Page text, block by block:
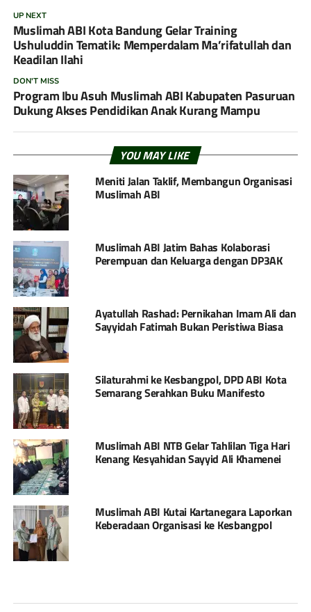
UP NEXT
Muslimah ABI Kota Bandung Gelar Training
Ushuluddin Tematik: Memperdalam Ma’rifatullah dan
Keadilan Ilahi
DON'T MISS
Program Ibu Asuh Muslimah ABI Kabupaten Pasuruan
Dukung Akses Pendidikan Anak Kurang Mampu
YOU MAY LIKE
Meniti Jalan Taklif, Membangun Organisasi
Muslimah ABI
Muslimah ABI Jatim Bahas Kolaborasi
Perempuan dan Keluarga dengan DP3AK
Ayatullah Rashad: Pernikahan Imam Ali dan
Sayyidah Fatimah Bukan Peristiwa Biasa
Silaturahmi ke Kesbangpol, DPD ABI Kota
Semarang Serahkan Buku Manifesto
Muslimah ABI NTB Gelar Tahlilan Tiga Hari
Kenang Kesyahidan Sayyid Ali Khamenei
Muslimah ABI Kutai Kartanegara Laporkan
Keberadaan Organisasi ke Kesbangpol